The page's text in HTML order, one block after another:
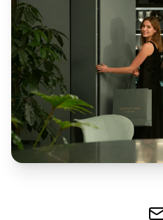
Masute
cafea
Biblioteca
Comode